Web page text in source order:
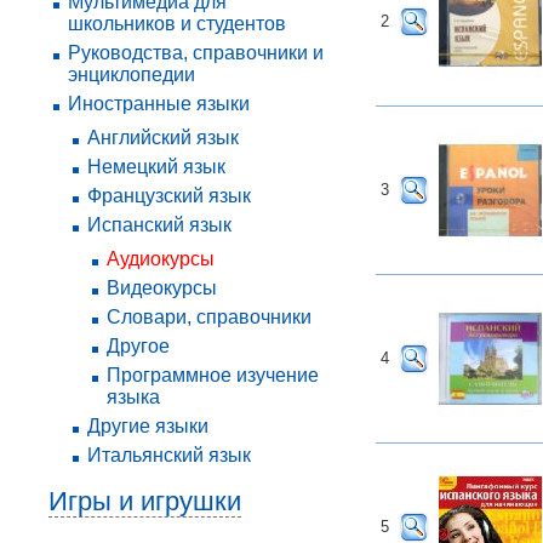
школьников и студентов
Руководства, справочники и
энциклопедии
Иностранные языки
Английский язык
Немецкий язык
Французский язык
Испанский язык
Аудиокурсы
Видеокурсы
Словари, справочники
Другое
Программное изучение
языка
Другие языки
Итальянский язык
Игры и игрушки
2
3
4
5